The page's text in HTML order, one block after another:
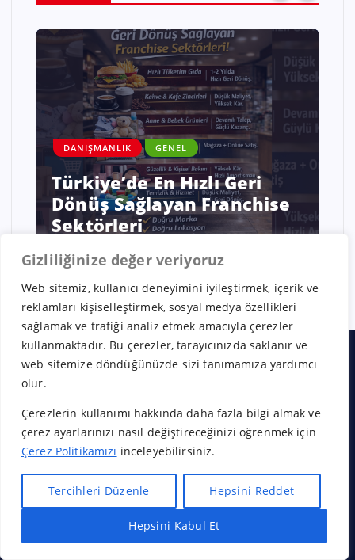
Gizliliğinize değer veriyoruz
Web sitemiz, kullanıcı deneyimini iyileştirmek, içerik ve
reklamları kişiselleştirmek, sosyal medya özellikleri
sağlamak ve trafiği analiz etmek amacıyla çerezler
kullanmaktadır. Bu çerezler, tarayıcınızda saklanır ve
web sitemize döndüğünüzde sizi tanımamıza yardımcı
olur.
Çerezlerin kullanımı hakkında daha fazla bilgi almak ve
çerez ayarlarınızı nasıl değiştireceğinizi öğrenmek için
Çerez Politikamızı inceleyebilirsiniz.
Tercihleri Düzenle Hepsini Reddet
Hepsini Kabul Et
DANIŞMANLIK GENEL
Savaş ve Kriz Ortamında
Enflasyonist Bir Ülkede İş
Kurmak mı Sabretmek mi?
Hakkımızda
İletişim
Çerez Politikası
Hızlı Bayilik Al